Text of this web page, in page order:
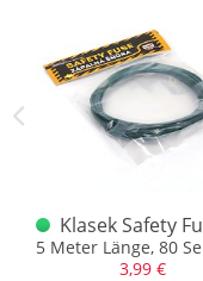
Kamuro T1
Kamuro Effekt
Klasek Safety
5 Meter Länge, 80
3,99 €